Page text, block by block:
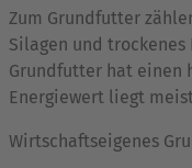
Zum Grundfutter
Silagen und
Grundfutter hat einen
Energiewert liegt
Wirtschaftseigenes